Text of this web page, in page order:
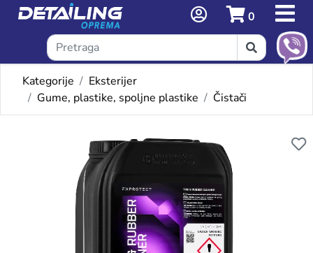
0
Kategorije
Eksterijer
Gume, plastike, spoljne plastike
Čistači
Omiljeni proizvodi
FX TIRE AND RUBBER